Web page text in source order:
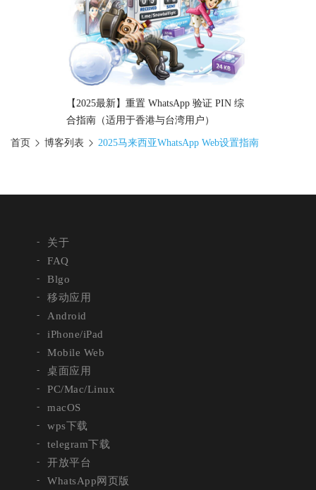
【2025最新】重置 WhatsApp 验证 PIN 综
合指南（适用于香港与台湾用户）
首页 博客列表 2025马来西亚WhatsApp Web设置指南
关于
FAQ
Blgo
移动应用
Android
iPhone/iPad
Mobile Web
桌面应用
PC/Mac/Linux
macOS
wps下载
telegram下载
开放平台
WhatsApp网页版